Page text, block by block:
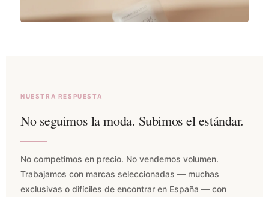
NUESTRA RESPUESTA
No seguimos la moda. Subimos el estándar.
No competimos en precio. No vendemos volumen.
Trabajamos con marcas seleccionadas — muchas
exclusivas o difíciles de encontrar en España — con